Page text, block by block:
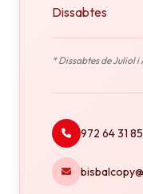
Dissabtes
* Dissabtes de Juliol
972 64 31 85